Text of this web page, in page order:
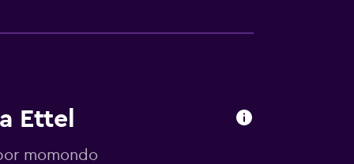
Ettel
momondo